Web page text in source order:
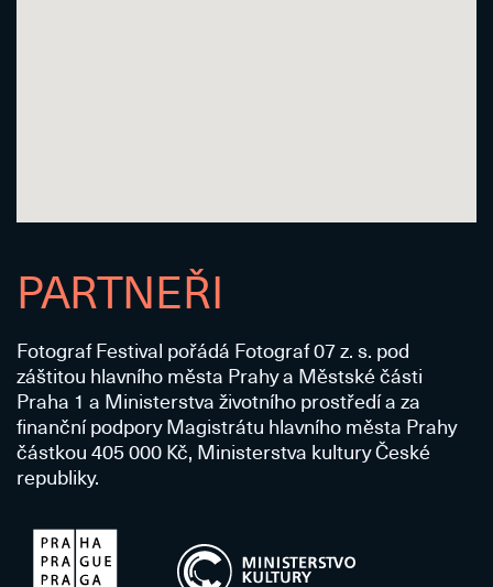
PARTNEŘI
Fotograf Festival pořádá Fotograf 07 z. s. pod
záštitou hlavního města Prahy a Městské části
Praha 1 a Ministerstva životního prostředí a za
finanční podpory Magistrátu hlavního města Prahy
částkou 405 000 Kč, Ministerstva kultury České
republiky.